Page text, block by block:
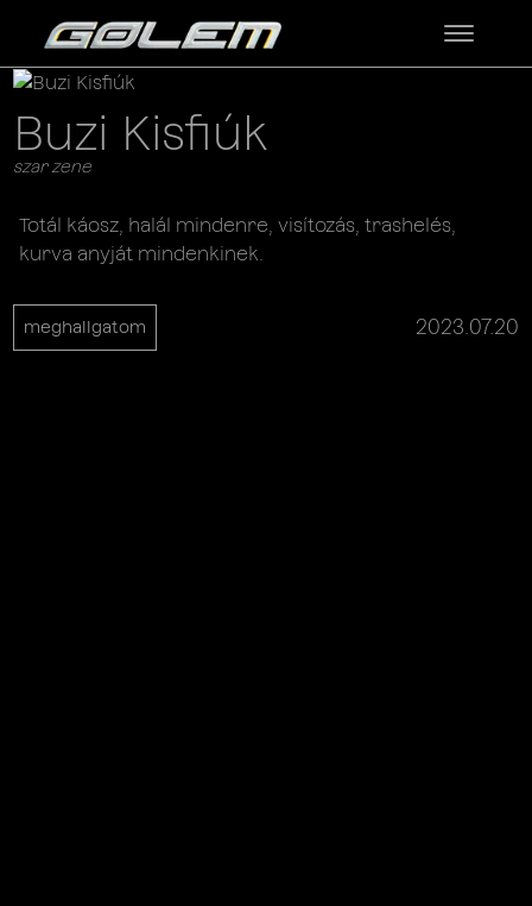
Buzi Kisfiúk
szar zene
Totál káosz, halál mindenre, visítozás, trashelés,
kurva anyját mindenkinek.
meghallgatom 2023.07.20